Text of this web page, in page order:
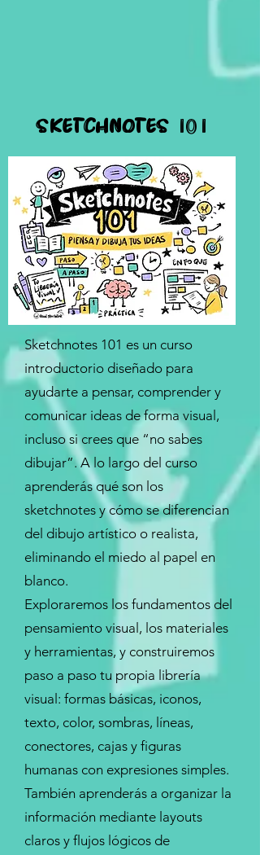
sketchnotes 101
Sketchnotes 101 es un curso
introductorio diseñado para
ayudarte a pensar, comprender y
comunicar ideas de forma visual,
incluso si crees que “no sabes
dibujar”. A lo largo del curso
aprenderás qué son los
sketchnotes y cómo se diferencian
del dibujo artístico o realista,
eliminando el miedo al papel en
blanco.
Exploraremos los fundamentos del
pensamiento visual, los materiales
y herramientas, y construiremos
paso a paso tu propia librería
visual: formas básicas, iconos,
texto, color, sombras, líneas,
conectores, cajas y figuras
humanas con expresiones simples.
También aprenderás a organizar la
información mediante layouts
claros y flujos lógicos de